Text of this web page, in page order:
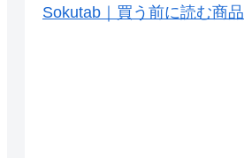
Sokutab｜買う前に読む商